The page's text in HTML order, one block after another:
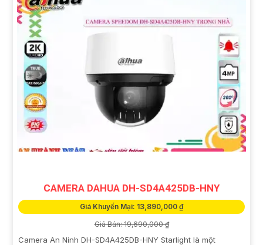
CAMERA DAHUA DH-SD4A425DB-HNY
Giá Khuyến Mại: 13,890,000 ₫
Giá Bán: 19,690,000 ₫
Camera An Ninh DH-SD4A425DB-HNY Starlight là một